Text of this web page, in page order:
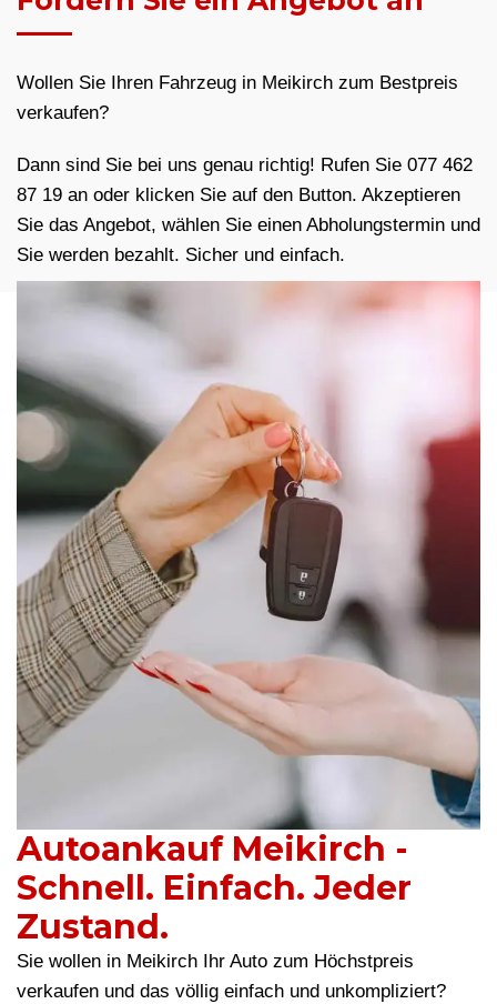
Wollen Sie Ihren Fahrzeug in Meikirch zum Bestpreis
verkaufen?
Dann sind Sie bei uns genau richtig! Rufen Sie 077 462
87 19 an oder klicken Sie auf den Button. Akzeptieren
Sie das Angebot, wählen Sie einen Abholungstermin und
Sie werden bezahlt. Sicher und einfach.
Autoankauf Meikirch -
Schnell. Einfach. Jeder
Zustand.
Sie wollen in Meikirch Ihr Auto zum Höchstpreis
verkaufen und das völlig einfach und unkompliziert?